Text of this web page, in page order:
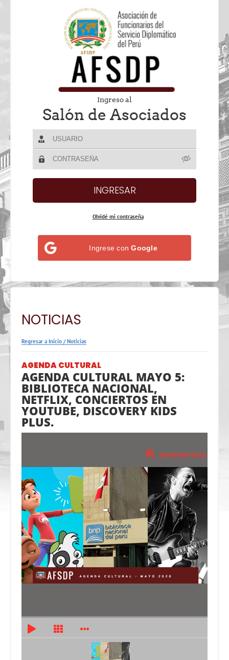
Ingreso al
Salón de Asociados
Olvidé mi contraseña
Ingrese conGoogle
NOTICIAS
Regresar a Inicio /Noticias
AGENDA CULTURAL
AGENDA CULTURAL MAYO 5:
BIBLIOTECA NACIONAL,
NETFLIX, CONCIERTOS EN
YOUTUBE, DISCOVERY KIDS
PLUS.